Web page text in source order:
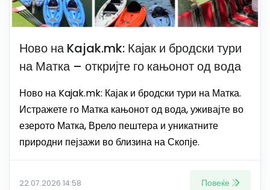
Ново на Kajak.mk: Кајак и бродски тури
на Матка – откријте го кањонот од вода
Ново на Kajak.mk: Кајак и бродски тури на Матка.
Истражете го Матка кањонот од вода, уживајте во
езерото Матка, Врело пештера и уникатните
природни пејзажи во близина на Скопје.
22.07.2026 14:58 Повеќе